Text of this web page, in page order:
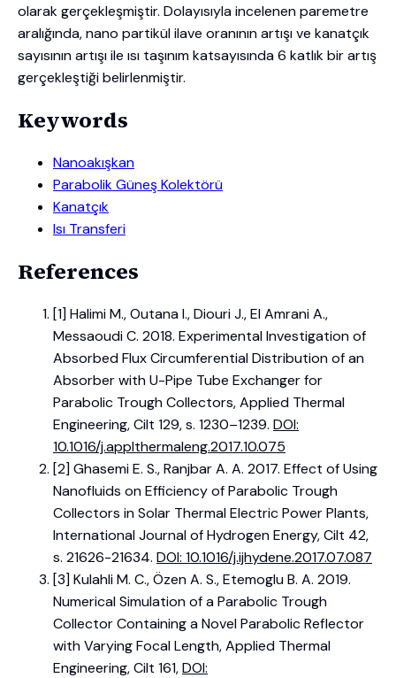
olarak gerçekleşmiştir. Dolayısıyla incelenen paremetre
aralığında, nano partikül ilave oranının artışı ve kanatçık
sayısının artışı ile ısı taşınım katsayısında 6 katlık bir artış
gerçekleştiği belirlenmiştir.
Keywords
Nanoakışkan
Parabolik Güneş Kolektörü
Kanatçık
Isı Transferi
References
[1] Halimi M., Outana I., Diouri J., El Amrani A.,
Messaoudi C. 2018. Experimental Investigation of
Absorbed Flux Circumferential Distribution of an
Absorber with U-Pipe Tube Exchanger for
Parabolic Trough Collectors, Applied Thermal
Engineering, Cilt 129, s. 1230–1239. DOI:
10.1016/j.applthermaleng.2017.10.075
[2] Ghasemi E. S., Ranjbar A. A. 2017. Effect of Using
Nanofluids on Efficiency of Parabolic Trough
Collectors in Solar Thermal Electric Power Plants,
International Journal of Hydrogen Energy, Cilt 42,
s. 21626-21634. DOI: 10.1016/j.ijhydene.2017.07.087
[3] Kulahli M. C., Özen A. S., Etemoglu B. A. 2019.
Numerical Simulation of a Parabolic Trough
Collector Containing a Novel Parabolic Reflector
with Varying Focal Length, Applied Thermal
Engineering, Cilt 161,DOI: